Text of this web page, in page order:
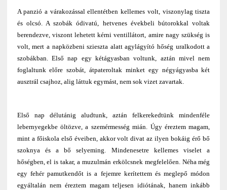
A panzió a várakozással ellentétben kellemes volt, viszonylag tiszta
és olcsó. A szobák ódivatú, hetvenes évekbeli bútorokkal voltak
berendezve, viszont lehetett kérni ventillátort, amire nagy szükség is
volt, mert a napközbeni szieszta alatt agylágyító hőség uralkodott a
szobákban. Első nap egy kétágyasban voltunk, aztán mivel nem
foglaltunk előre szobát, átpateroltak minket egy négyágyasba két
ausztrál csajhoz, alig láttuk egymást, nem sok vizet zavartak.
Első nap délutánig aludtunk, aztán felkerekedtünk mindenféle
lebernyegekbe öltözve, a szemérmesség mián. Úgy éreztem magam,
mint a főiskola első éveiben, akkor volt divat az ilyen bokáig érő bő
szoknya és a bő selyeming. Mindenesetre kellemes viselet a
hőségben, el is takar, a muzulmán erkölcsnek megfelelően. Néha még
egy fehér pamutkendőt is a fejemre kerítettem és meglepő módon
egyáltalán nem éreztem magam teljesen idiótának, hanem inkább